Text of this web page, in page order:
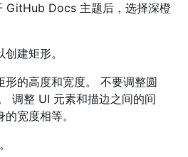
GitHub Docs 主题后，选择深橙
建矩形。
形的高度和宽度。 不要调整圆
调整 UI 元素和描边之间的间
宽度相等。